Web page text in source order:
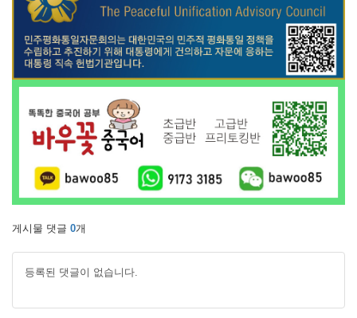
게시물 댓글 0개
등록된 댓글이 없습니다.